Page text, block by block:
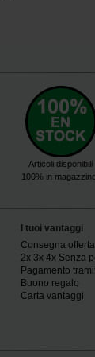
Articoli disponibili
100% in
I tuoi vantaggi
Consegna
2x 3x 4x Senza
Pagamento
Buono regalo
Carta vantaggi